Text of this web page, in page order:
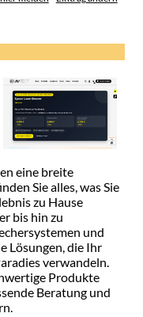
eine breite
Sie alles, was Sie
zu Hause
bis hin zu
und
Lösungen, die Ihr
verwandeln.
Produkte
Beratung und